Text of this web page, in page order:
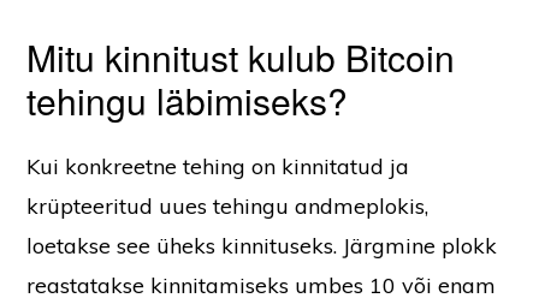
Mitu kinnitust kulub Bitcoin
tehingu läbimiseks?
Kui konkreetne tehing on kinnitatud ja
krüpteeritud uues tehingu andmeplokis,
loetakse see üheks kinnituseks. Järgmine plokk
reastatakse kinnitamiseks umbes 10 või enam